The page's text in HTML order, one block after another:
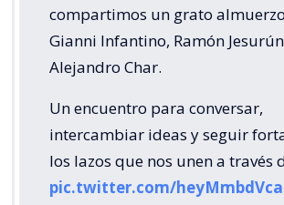
compartimos un grato
Gianni Infantino, Ramón
Alejandro Char.
Un encuentro para conversar,
intercambiar ideas y seguir
los lazos que nos unen a través
pic.twitter.com/heyMmbdVca